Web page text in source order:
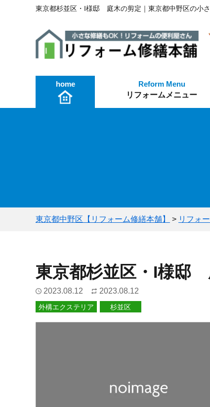
東京都杉並区・I様邸 庭木の剪定｜東京都中野区の小
home
リフォームメニュー
東京都中野区【リフォーム修繕本舗】 > リフォ
東京都杉並区・I様邸
2023.08.12 2023.08.12
外構エクステリア 杉並区